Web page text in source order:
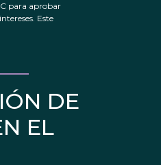
para aprobar
Este
DE
EL